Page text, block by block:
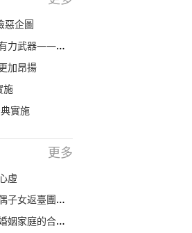
惡企圖
抗疫特別峰會主旨講話
加昂揚
施
實施
更多
虛
圓，天理難容!
快取消歧視性措施